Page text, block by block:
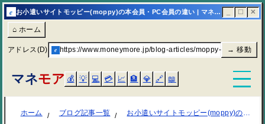
e お小遣いサイトモッピー(moppy)の本会員・PC会員の違い | マネモア ☐ ✕
⌂ ホーム
アドレス(D) e https://www.moneymore.jp/blog-articles/moppy-kaiin/→ 移動
マネモア 💰 💡 💻 💳 📈 🏦 💎 🔗 📖
ホーム ブログ記事一覧 お小遣いサイトモッピー(moppy)の本会員・PC会員の違い